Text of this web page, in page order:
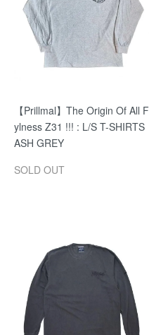
【Prillmal】The Origin Of All F
ylness Z31 !!! : L/S T-SHIRTS
ASH GREY
SOLD OUT